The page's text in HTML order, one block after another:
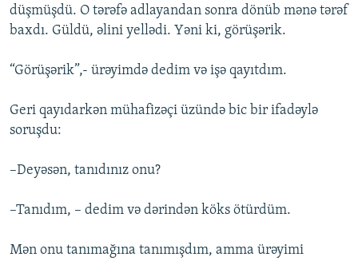
düşmüşdü. O tərəfə adlayandan sonra dönüb mənə tərəf
baxdı. Güldü, əlini yellədi. Yəni ki, görüşərik.
“Görüşərik”,- ürəyimdə dedim və işə qayıtdım.
Geri qayıdarkən mühafizəçi üzündə bic bir ifadəylə
soruşdu:
–Deyəsən, tanıdınız onu?
–Tanıdım, – dedim və dərindən köks ötürdüm.
Mən onu tanımağına tanımışdım, amma ürəyimi